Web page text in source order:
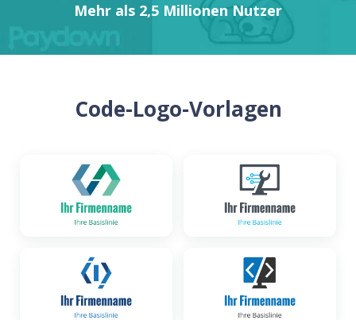
Mehr als 2,5 Millionen Nutzer
Code-Logo-Vorlagen